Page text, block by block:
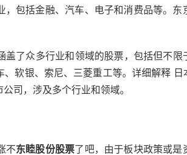
，包括金融、汽车、电子和消费品等。
盖了众多行业和领域的股票，包括但不限
软银、索尼、三菱重工等。详细解释
司，涉及多个行业和领域。
不东睦股份股票了吧，由于板块政策或是